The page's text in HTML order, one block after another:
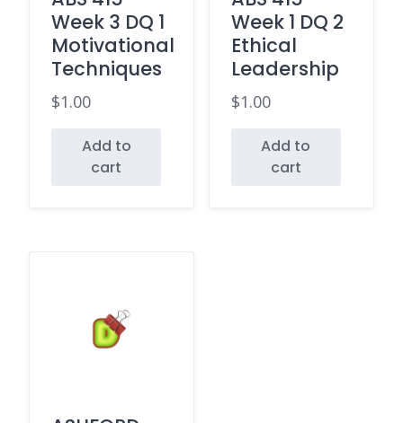
Week 3 DQ 1
Motivational
Techniques
$1.00
Add to
cart
Week 1 DQ 2
Ethical
Leadership
$1.00
Add to
cart